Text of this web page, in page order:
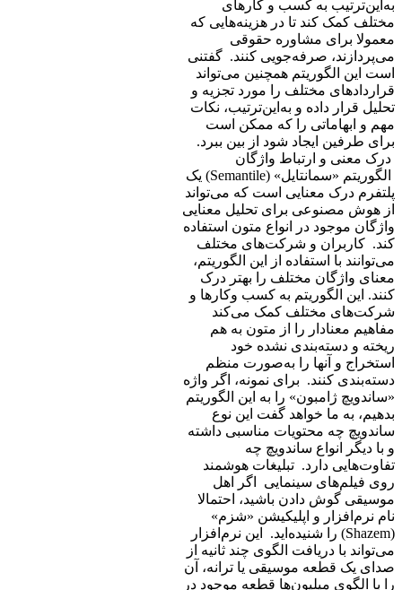
به‌این‌ترتیب به کسب و کارهای
مختلف کمک کند تا در هزینه‌هایی که
معمولا برای مشاوره حقوقی
می‌پردازند، صرفه‌جویی کنند. گفتنی
است این الگوریتم همچنین می‌تواند
قراردادهای مختلف را مورد تجزیه و
تحلیل قرار داده و به‌این‌ترتیب، نکات
مهم و ابهاماتی را که ممکن است
برای طرفین ایجاد شود از بین ببرد.
درک معنی و ارتباط واژگان
الگوریتم «سمانتایل» (Semantile) یک
پلتفرم درک معنایی است که می‌تواند
از هوش مصنوعی برای تحلیل معنایی
واژگان موجود در انواع متون استفاده
کند. کاربران و شرکت‌های مختلف
می‌توانند با استفاده از این الگوریتم،
معنای واژگان مختلف را بهتر درک
کنند. این الگوریتم به کسب‌ و‌کارها و
شرکت‌های مختلف کمک می‌کند
مفاهیم معنادار را از متون به هم
ریخته و دسته‌بندی نشده خود
استخراج و آنها را به‌صورت منظم
دسته‌بندی کنند. برای نمونه، اگر واژه
«ساندویچ ژامبون» را به این الگوریتم
بدهیم، به ما خواهد گفت این نوع
ساندویچ چه محتویات مناسبی داشته
و با دیگر انواع ساندویچ‌ چه
تفاوت‌هایی دارد. تبلیغات هوشمند
روی فیلم‌های سینمایی اگر اهل
موسیقی گوش دادن باشید، احتمالا
نام نرم‌افزار و اپلیکیشن «شزم»
(Shazem) را شنیده‌اید. این نرم‌افزار
می‌تواند با دریافت الگوی چند ثانیه از
صدای یک قطعه موسیقی یا ترانه، آن
را با الگوی میلیون‌ها قطعه موجود در